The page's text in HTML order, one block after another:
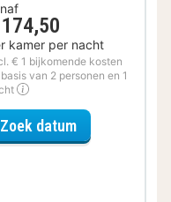
kamer per nacht
€ 1 bijkomende kosten
van 2 personen en 1
Zoek datumvoor